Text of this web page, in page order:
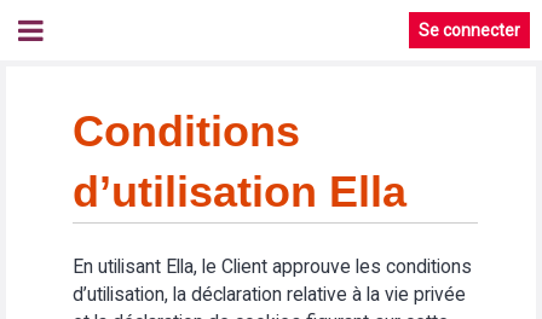
Se connecter
Conditions
d’utilisation Ella
En utilisant Ella, le Client approuve les conditions
d’utilisation, la déclaration relative à la vie privée